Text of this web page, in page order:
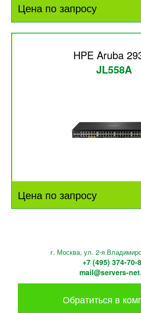
Цена по запросу
HPE Aruba
JL558A
Цена по запросу
г. Москва, ул. 2-я
+7 (495) 374-70-
mail@servers-
Обратиться в